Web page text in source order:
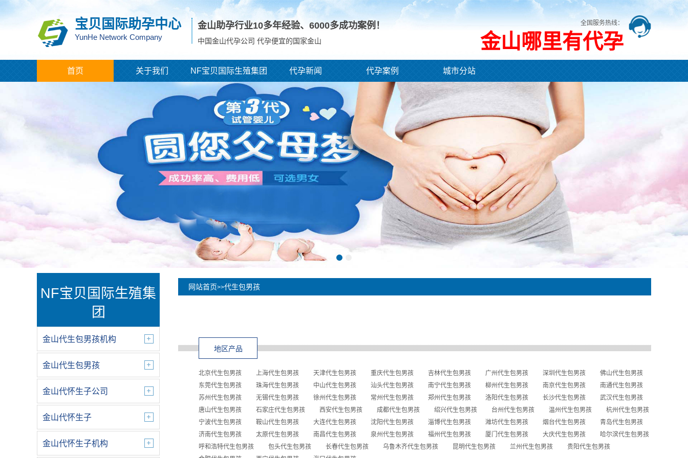
宝贝国际助孕中心
YunHe Network Company
金山助孕行业10多年经验、 6000多成功案例！
中国金山代孕公司 代孕便宜的国家金山
全国服务热线：
金山哪里有代孕
首页 关于我们 NF宝贝国际生殖集团 代孕新闻 代孕案例 城市分站
NF宝贝国际生殖集
团
金山代生包男孩机构
金山代生包男孩
金山代怀生子公司
金山代怀生子
金山代怀生子机构
网站首页>>代生包男孩
地区产品
北京代生包男孩 上海代生包男孩 天津代生包男孩 重庆代生包男孩 吉林代生包男孩 广州代生包男孩 深圳代生包男孩
佛山代生包男孩
东莞代生包男孩
珠海代生包男孩 中山代生包男孩 汕头代生包男孩 南宁代生包男孩 柳州代生包男孩 南京代生包男孩
南通代生包男孩
苏州代生包男孩
无锡代生包男孩 徐州代生包男孩 常州代生包男孩 郑州代生包男孩 洛阳代生包男孩 长沙代生包男孩
武汉代生包男孩
唐山代生包男孩
石家庄代生包男孩 西安代生包男孩 成都代生包男孩 绍兴代生包男孩 台州代生包男孩 温州代生包男孩
杭州代生包男孩
宁波代生包男孩
鞍山代生包男孩 大连代生包男孩 沈阳代生包男孩 淄博代生包男孩 潍坊代生包男孩 烟台代生包男孩
青岛代生包男孩
济南代生包男孩
太原代生包男孩 南昌代生包男孩 泉州代生包男孩 福州代生包男孩 厦门代生包男孩 大庆代生包男孩
哈尔滨代生包男孩
呼和浩特代生包男孩
包头代生包男孩 长春代生包男孩 乌鲁木齐代生包男孩 昆明代生包男孩 兰州代生包男孩
贵阳代生包男孩